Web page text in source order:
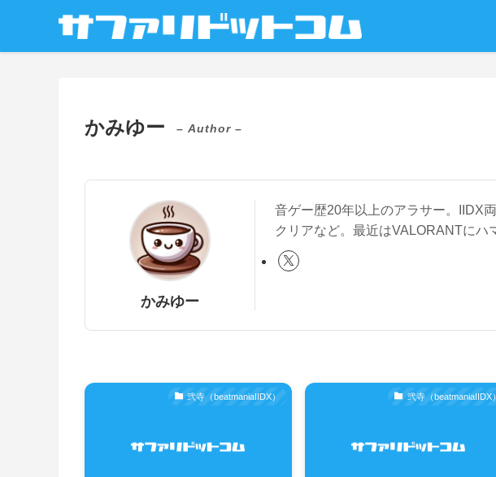
かみゆー – Author –
かみゆー
音ゲー歴20年以上のアラサー。IIDX
クリアなど。最近はVALORANTにハ
弐寺（beatmaniaIIDX） 弐寺（beatmaniaIIDX）